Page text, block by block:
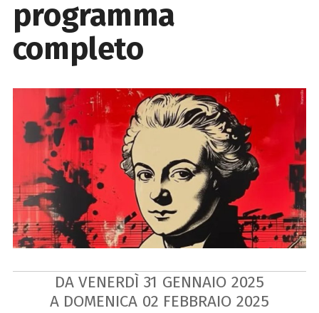
programma
completo
DA VENERDÌ 31 GENNAIO 2025
A DOMENICA 02 FEBBRAIO 2025